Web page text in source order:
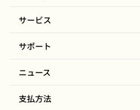
サービス
サポート
ニュース
支払方法